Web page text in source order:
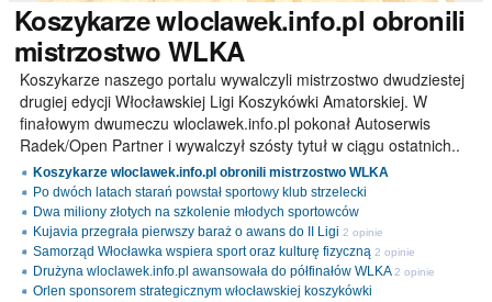
Koszykarzewloclawek.info.pl obronili
mistrzostwo WLKA
Koszykarze naszego portalu wywalczyli mistrzostwo dwudziestej
drugiej edycji Włocławskiej Ligi Koszykówki Amatorskiej. W
finałowym dwumeczu wloclawek.info.pl pokonał Autoserwis
Radek/Open Partner i wywalczył szósty tytuł w ciągu ostatnich..
Koszykarze wloclawek.info.pl obronili mistrzostwo WLKA
Po dwóch latach starań powstał sportowy klub strzelecki
Dwa miliony złotych na szkolenie młodych sportowców
Kujavia przegrała pierwszy baraż o awans do II Ligi 2 opinie
Samorząd Włocławka wspiera sport oraz kulturę fizyczną 2 opinie
Drużyna wloclawek.info.pl awansowała do półfinałów WLKA 2 opinie
Orlen sponsorem strategicznym włocławskiej koszykówki